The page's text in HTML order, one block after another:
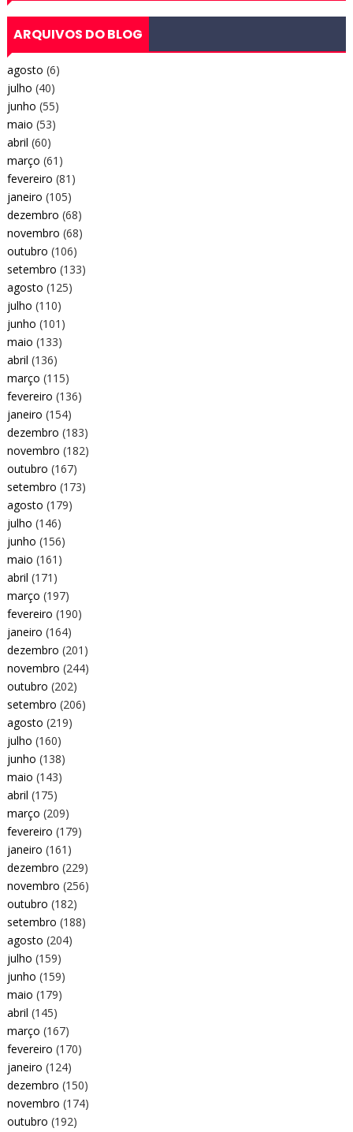
ARQUIVOS DO BLOG
agosto (6)
julho (40)
junho (55)
maio (53)
abril (60)
março (61)
fevereiro (81)
janeiro (105)
dezembro (68)
novembro (68)
outubro (106)
setembro (133)
agosto (125)
julho (110)
junho (101)
maio (133)
abril (136)
março (115)
fevereiro (136)
janeiro (154)
dezembro (183)
novembro (182)
outubro (167)
setembro (173)
agosto (179)
julho (146)
junho (156)
maio (161)
abril (171)
março (197)
fevereiro (190)
janeiro (164)
dezembro (201)
novembro (244)
outubro (202)
setembro (206)
agosto (219)
julho (160)
junho (138)
maio (143)
abril (175)
março (209)
fevereiro (179)
janeiro (161)
dezembro (229)
novembro (256)
outubro (182)
setembro (188)
agosto (204)
julho (159)
junho (159)
maio (179)
abril (145)
março (167)
fevereiro (170)
janeiro (124)
dezembro (150)
novembro (174)
outubro (192)